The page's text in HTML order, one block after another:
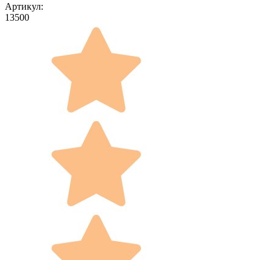
Артикул:
13500